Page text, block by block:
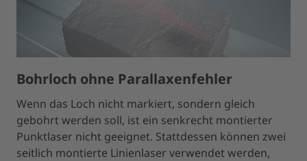
Bohrloch ohne Parallaxenfehler
Wenn das Loch nicht markiert, sondern gleich
gebohrt werden soll, ist ein senkrecht montierter
Punktlaser nicht geeignet. Stattdessen können zwei
seitlich montierte Linienlaser verwendet werden,